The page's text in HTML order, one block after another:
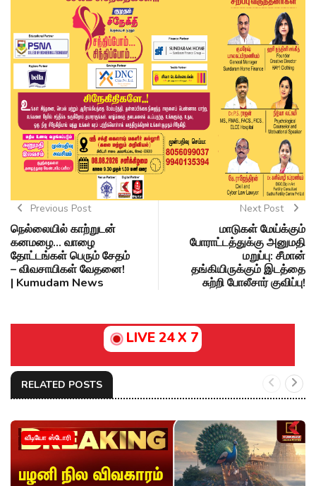
Previous Post
நெல்லையில் காற்றுடன்
கனமழை... வாழை
தோட்டங்கள் பெரும் சேதம்
– விவசாயிகள் வேதனை!
| Kumudam News
Next Post
மாடுகள் மேய்க்கும்
போராட்டத்துக்கு அனுமதி
மறுப்பு: சீமான்
தங்கியிருக்கும் இடத்தை
சுற்றி போலீசார் குவிப்பு!
LIVE 24 X 7
RELATED POSTS
வீடியோ ஸ்டோரி